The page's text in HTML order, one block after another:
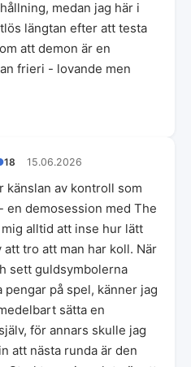
medan jag här i
längtan efter att testa
att demon är en
frieri - lovande men
18 15.06.2026
känslan av kontroll som
en demosession med The
alltid att inse hur lätt
att tro att man har koll. När
sett guldsymbolerna
på spel, känner jag
sätta en
för annars skulle jag
att nästa runda är den